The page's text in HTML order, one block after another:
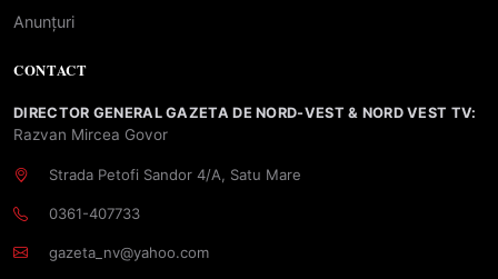
Anunțuri
CONTACT
DIRECTOR GENERAL GAZETA DE NORD-VEST & NORD VEST TV:
Razvan Mircea Govor
Strada Petofi Sandor 4/A, Satu Mare
0361-407733
gazeta_nv@yahoo.com